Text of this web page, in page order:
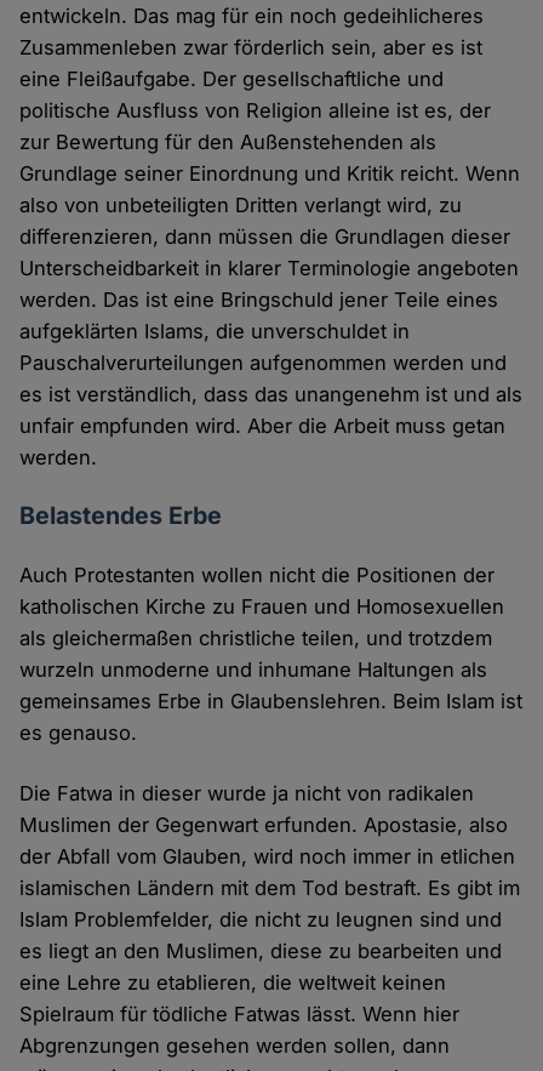
entwickeln. Das mag für ein noch gedeihlicheres
Zusammenleben zwar förderlich sein, aber es ist
eine Fleißaufgabe. Der gesellschaftliche und
politische Ausfluss von Religion alleine ist es, der
zur Bewertung für den Außenstehenden als
Grundlage seiner Einordnung und Kritik reicht. Wenn
also von unbeteiligten Dritten verlangt wird, zu
differenzieren, dann müssen die Grundlagen dieser
Unterscheidbarkeit in klarer Terminologie angeboten
werden. Das ist eine Bringschuld jener Teile eines
aufgeklärten Islams, die unverschuldet in
Pauschalverurteilungen aufgenommen werden und
es ist verständlich, dass das unangenehm ist und als
unfair empfunden wird. Aber die Arbeit muss getan
werden.
Belastendes Erbe
Auch Protestanten wollen nicht die Positionen der
katholischen Kirche zu Frauen und Homosexuellen
als gleichermaßen christliche teilen, und trotzdem
wurzeln unmoderne und inhumane Haltungen als
gemeinsames Erbe in Glaubenslehren. Beim Islam ist
es genauso.
Die Fatwa in dieser wurde ja nicht von radikalen
Muslimen der Gegenwart erfunden. Apostasie, also
der Abfall vom Glauben, wird noch immer in etlichen
islamischen Ländern mit dem Tod bestraft. Es gibt im
Islam Problemfelder, die nicht zu leugnen sind und
es liegt an den Muslimen, diese zu bearbeiten und
eine Lehre zu etablieren, die weltweit keinen
Spielraum für tödliche Fatwas lässt. Wenn hier
Abgrenzungen gesehen werden sollen, dann